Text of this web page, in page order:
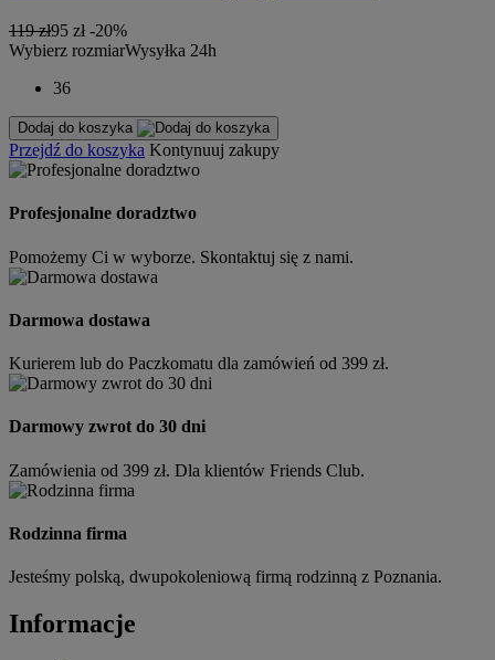
119 zł95 zł-20%
Wybierz rozmiarWysyłka 24h
36
Dodaj do koszyka
Przejdź do koszyka Kontynuuj zakupy
Profesjonalne doradztwo
Pomożemy Ci w wyborze. Skontaktuj się z nami.
Darmowa dostawa
Kurierem lub do Paczkomatu dla zamówień od 399 zł.
Darmowy zwrot do 30 dni
Zamówienia od 399 zł. Dla klientów Friends Club.
Rodzinna firma
Jesteśmy polską, dwupokoleniową firmą rodzinną z Poznania.
Informacje